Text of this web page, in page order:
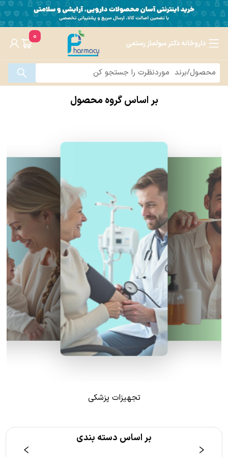
داروخانه دکتر سولماز رستمی
0
بر اساس گروه محصول
تجهیزات پزشکی
بر اساس دسته بندی